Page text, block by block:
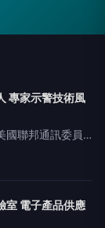
專家示警技術風
國聯邦通訊委員
入美國市場的
旨在降低潛在的
室 電子產品供應